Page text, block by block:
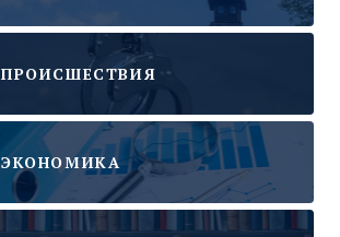
ПРОИСШЕСТВИЯ
ЭКОНОМИКА